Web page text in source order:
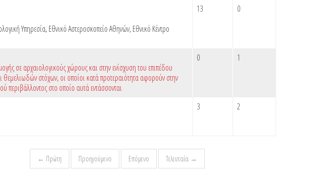
Υπηρεσία,Εθνικό Αστεροσκοπείο Αθηνών,Εθνικό Κέντρο
13 0
σε αρχαιολογικούς χώρους και στην ενίσχυση του επιπέδου
στόχων, οι οποίοι κατά προτεραιότητα αφορούν στην
στο οποίο αυτά εντάσσονται
0 1
3 2
← Πρώτη Προηγούμενο Επόμενο Τελευταία →